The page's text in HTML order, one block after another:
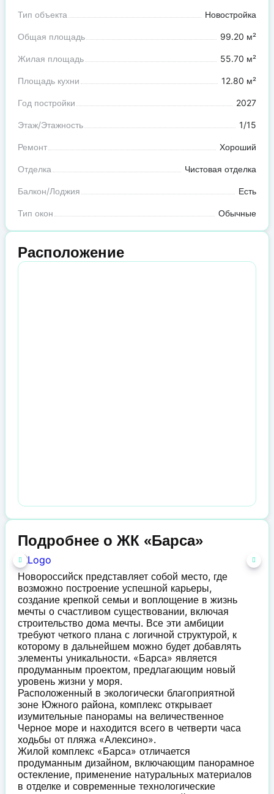
Тип объекта Новостройка
Общая площадь 99.20 м²
Жилая площадь 55.70 м²
Площадь кухни 12.80 м²
Год постройки 2027
Этаж/Этажность 1/15
Ремонт Хороший
Отделка Чистовая отделка
Балкон/Лоджия Есть
Тип окон Обычные
Расположение
Подробнее о ЖК «Барса»
Новороссийск представляет собой место, где
возможно построение успешной карьеры,
создание крепкой семьи и воплощение в жизнь
мечты о счастливом существовании, включая
строительство дома мечты. Все эти амбиции
требуют четкого плана с логичной структурой, к
которому в дальнейшем можно будет добавлять
элементы уникальности. «Барса» является
продуманным проектом, предлагающим новый
уровень жизни у моря.
Расположенный в экологически благоприятной
зоне Южного района, комплекс открывает
изумительные панорамы на величественное
Черное море и находится всего в четверти часа
ходьбы от пляжа «Алексино».
Жилой комплекс «Барса» отличается
продуманным дизайном, включающим панорамное
остекление, применение натуральных материалов
в отделке и современные технологические